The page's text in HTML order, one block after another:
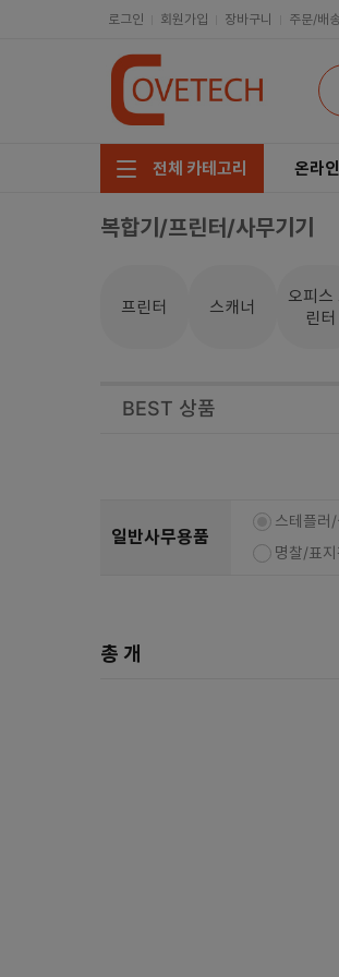
로그인 회원가입 장바구니 주문/배
전체 카테고리
주요부품/키보드/마우스
소프트웨어/멀티탭/공구
온라
복합기/프린터/사무기기
프린터 스캐너
오피스
린터
BEST 상품
일반사무용품
스테플러/
명찰/표지
총 개